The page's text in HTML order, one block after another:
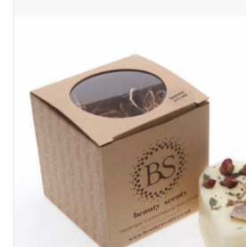
LED Kaarsen
Kaarsen accessoires
Relatiegeschenken & Bedankjes
Huisparfums